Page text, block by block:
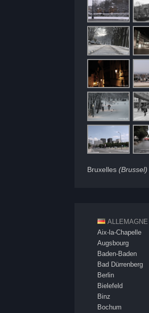
Bruxelles (Brussel)
ALLEMAGNE
Aix-la-Chapelle
Augsbourg
Baden-Baden
Bad Dürrenberg
Berlin
Bielefeld
Binz
Bochum